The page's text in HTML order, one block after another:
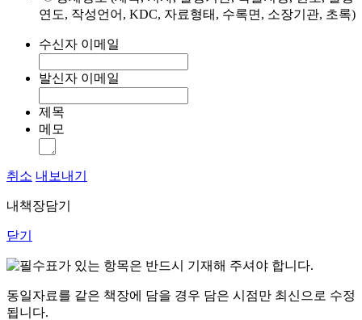
연도, 작성언어, KDC, 자료형태, 수록면, 소장기관, 초록)
수신자 이메일
발신자 이메일
제목
메모
취소 내보내기
내책장담기
닫기
표가 있는 항목은 반드시 기재해 주셔야 합니다.
동일자료를 같은 책장에 담을 경우 담은 시점만 최신으로 수정
됩니다.